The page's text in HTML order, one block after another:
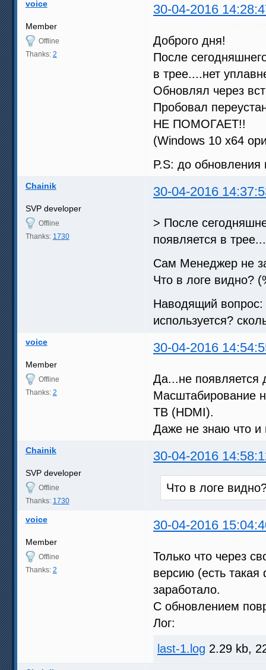
voice 30-04-2016
Member
Offline
Thanks: 2
Доброго дня!
После
в трее....нет
Обновлял через
Пробовал
НЕ ПОМОГАЕТ!!
(Windows 10 x64
P.S: до обновления
Chainik 30-04-2016
SVP developer
Offline
Thanks: 1730
> После
появляется в трее...
Сам Менеджер не
Что в логе видно?
Наводящий вопрос:
используется?
voice 30-04-2016
Member
Offline
Thanks: 2
Да...не появляется
Масштабирование
ТВ (HDMI).
Даже не знаю что и
Chainik 30-04-2016
SVP developer
Offline
Thanks: 1730
Что в логе
voice 30-04-2016
Member
Offline
Thanks: 2
Только что через
версию (есть
заработало.
С обновлением
Лог:
last-1.log 2.29 kb,